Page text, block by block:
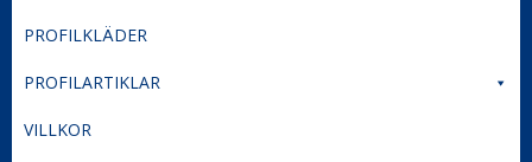
PROFILKLÄDER
PROFILARTIKLAR
VILLKOR